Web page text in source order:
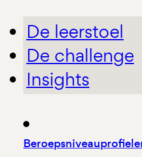
De leerstoel
De challenge
Insights